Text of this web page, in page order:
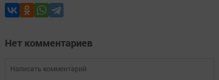
Нет комментариев